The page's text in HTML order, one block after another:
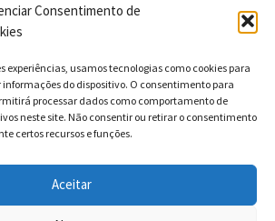
Consentimento de
experiências, usamos tecnologias como cookies para
do dispositivo. O consentimento para
processar dados como comportamento de
neste site. Não consentir ou retirar o consentimento
certos recursos e funções.
Aceitar
privacidade